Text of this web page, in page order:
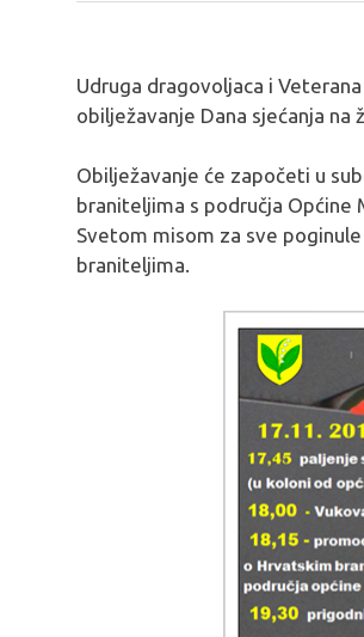
Udruga dragovoljaca i
obilježavanje Dana sjećanja na
Obilježavanje će započeti u
braniteljima s područja Općine
Svetom misom za sve
braniteljima.